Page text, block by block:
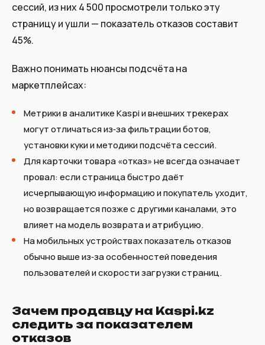
сессий, из них 4 500 просмотрели только эту
страницу и ушли — показатель отказов составит
45%.
Важно понимать нюансы подсчёта на
маркетплейсах:
Метрики в аналитике Kaspi и внешних трекерах
могут отличаться из‑за фильтрации ботов,
установки куки и методики подсчёта сессий.
Для карточки товара «отказ» не всегда означает
провал: если страница быстро даёт
исчерпывающую информацию и покупатель уходит,
но возвращается позже с другими каналами, это
влияет на модель возврата и атрибуцию.
На мобильных устройствах показатель отказов
обычно выше из‑за особенностей поведения
пользователей и скорости загрузки страниц.
Зачем продавцу на Kaspi.kz
следить за показателем
отказов